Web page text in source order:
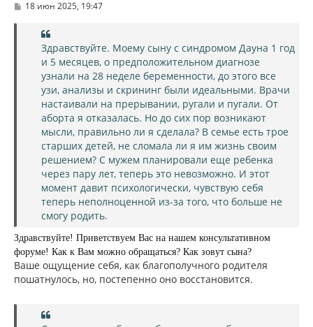
а
ч
у
С18 июн 2025, 19:47
Здравствуйте. Моему сыну с синдромом Дауна 1 год
и 5 месяцев, о предположительном диагнозе
узнали на 28 неделе беременности, до этого все
узи, анализы и скрининг были идеальными. Врачи
настаивали на прерывании, ругали и пугали. От
аборта я отказалась. Но до сих пор возникают
мысли, правильно ли я сделала? В семье есть трое
старших детей, не сломала ли я им жизнь своим
решением? С мужем планировали еще ребенка
через пару лет, теперь это невозможно. И этот
момент давит психологически, чувствую себя
теперь неполноценной из-за того, что больше не
смогу родить.
Здравствуйте! Приветствуем Вас на нашем консультативном
форуме! Как к Вам можно обращаться? Как зовут сына?
Ваше ощущение себя, как благополучного родителя
пошатнулось, но, постепенно оно восстановится.